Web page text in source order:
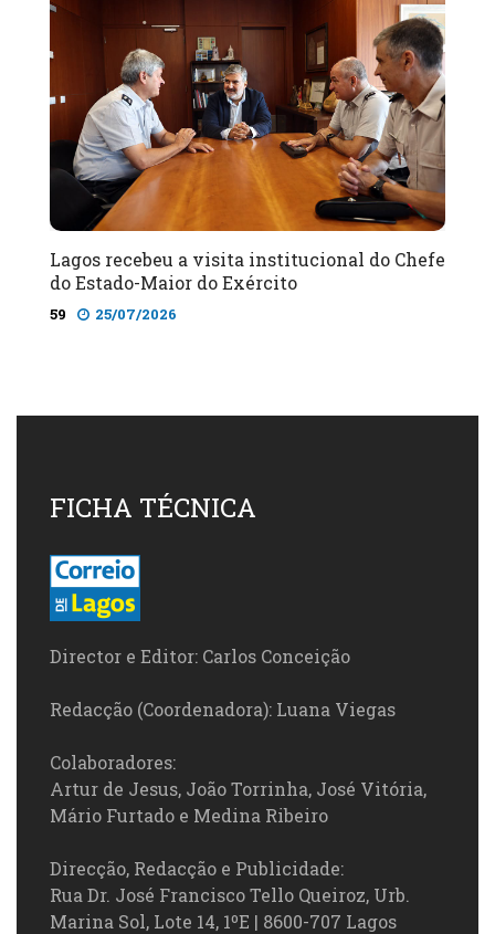
Lagos recebeu a visita institucional do Chefe
do Estado-Maior do Exército
59 25/07/2026
FICHA TÉCNICA
Director e Editor: Carlos Conceição
Redacção (Coordenadora): Luana Viegas
Colaboradores:
Artur de Jesus, João Torrinha, José Vitória,
Mário Furtado e Medina Ribeiro
Direcção, Redacção e Publicidade:
Rua Dr. José Francisco Tello Queiroz, Urb.
Marina Sol, Lote 14, 1ºE | 8600-707 Lagos